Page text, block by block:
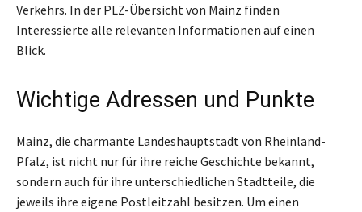
Verkehrs. In der PLZ-Übersicht von Mainz finden
Interessierte alle relevanten Informationen auf einen
Blick.
Wichtige Adressen und Punkte
Mainz, die charmante Landeshauptstadt von Rheinland-
Pfalz, ist nicht nur für ihre reiche Geschichte bekannt,
sondern auch für ihre unterschiedlichen Stadtteile, die
jeweils ihre eigene Postleitzahl besitzen. Um einen